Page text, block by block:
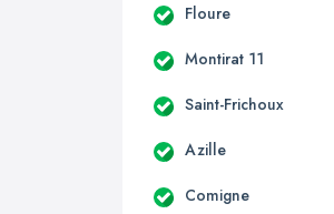
Floure
Montirat 11
Saint-Frichoux
Azille
Comigne